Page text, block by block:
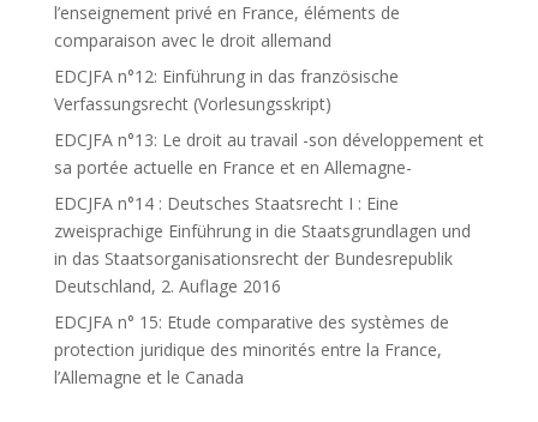
l’enseignement privé en France, éléments de
comparaison avec le droit allemand
EDCJFA n°12: Einführung in das französische
Verfassungsrecht (Vorlesungsskript)
EDCJFA n°13: Le droit au travail -son développement et
sa portée actuelle en France et en Allemagne-
EDCJFA n°14 : Deutsches Staatsrecht I : Eine
zweisprachige Einführung in die Staatsgrundlagen und
in das Staatsorganisationsrecht der Bundesrepublik
Deutschland, 2. Auflage 2016
EDCJFA n° 15: Etude comparative des systèmes de
protection juridique des minorités entre la France,
l’Allemagne et le Canada